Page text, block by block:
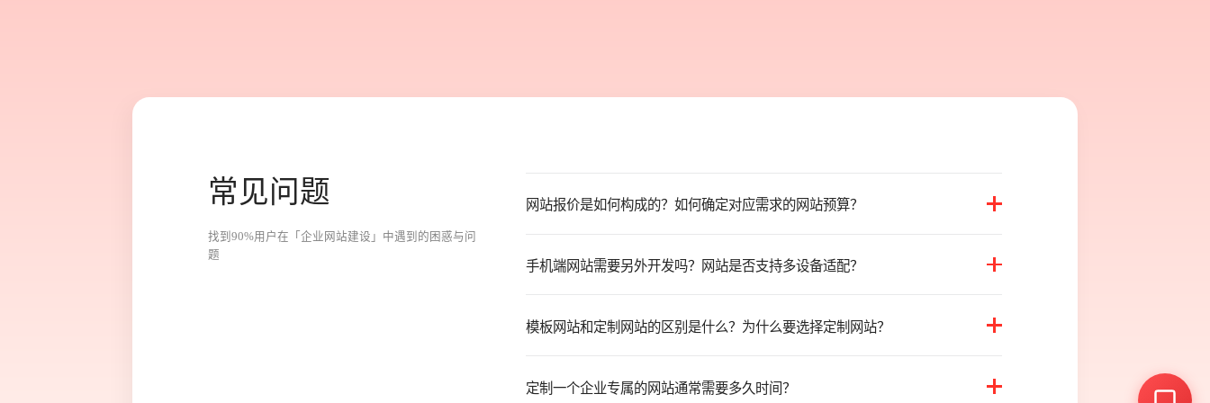
常 见问题
找到 90%用 户在 「 企业 网站建设 」 中遇到 的 困惑与 问
题
网站报价是如何构成的？如何确定对应需求的网站预算？
网站报价是如何构成的？如何确定对应需求的网站预算？
手机端网站需要另外开发吗？网站是否支持多设备适配？
手机端网站需要另外开发吗？网站是否支持多设备适配？
模板网站和定制网站的区别是什么？为什么要选择定制网站？
模板网站和定制网站的区别是什么？为什么要选择定制网站？
定制一个企业专属的网站通常需要多久时间？
定制一个企业专属的网站通常需要多久时间？